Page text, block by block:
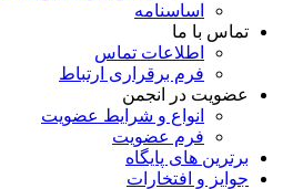
اساسنامه
تماس با ما
اطلاعات تماس
فرم برقراری ارتباط
عضویت در انجمن
انواع و شرایط عضویت
فرم عضویت
برترین های پایگاه
جوایز و افتخارات